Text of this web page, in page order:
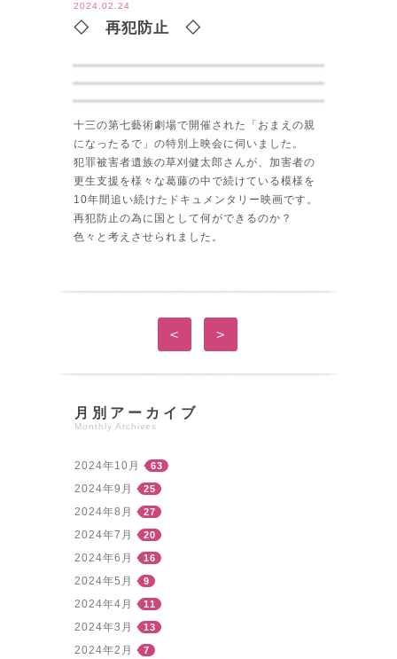
2024.02.24
◇ 再犯防止 ◇
十三の第七藝術劇場で開催された「おまえの親
になったるで」の特別上映会に伺いました。
犯罪被害者遺族の草刈健太郎さんが、加害者の
更生支援を様々な葛藤の中で続けている模様を
10年間追い続けたドキュメンタリー映画です。
再犯防止の為に国として何ができるのか？
色々と考えさせられました。
< >
月別アーカイブ
Monthly Archives
2024年10月 63
2024年9月 25
2024年8月 27
2024年7月 20
2024年6月 16
2024年5月 9
2024年4月 11
2024年3月 13
2024年2月 7